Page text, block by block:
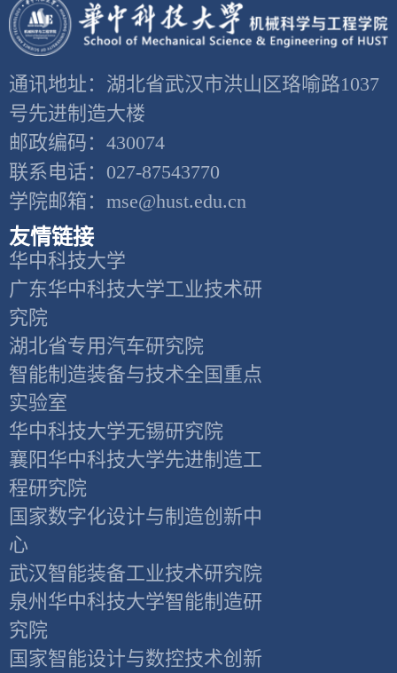
通讯地址：湖北省武汉市洪山区珞喻路1037
号先进制造大楼
邮政编码：430074
联系电话：027-87543770
学院邮箱：mse@hust.edu.cn
友情链接
华中科技大学
广东华中科技大学工业技术研
究院
湖北省专用汽车研究院
智能制造装备与技术全国重点
实验室
华中科技大学无锡研究院
襄阳华中科技大学先进制造工
程研究院
国家数字化设计与制造创新中
心
武汉智能装备工业技术研究院
泉州华中科技大学智能制造研
究院
国家智能设计与数控技术创新